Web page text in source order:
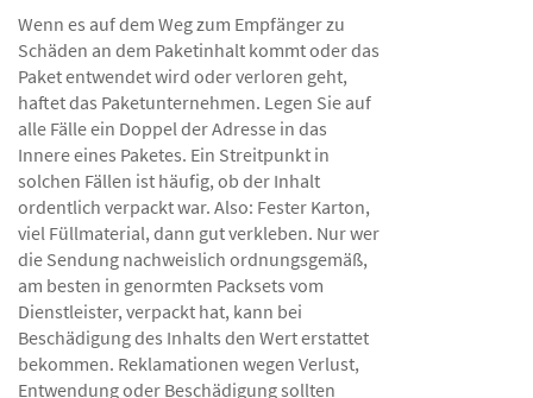
Wenn es auf dem Weg zum Empfänger zu
Schäden an dem Paketinhalt kommt oder das
Paket entwendet wird oder verloren geht,
haftet das Paketunternehmen. Legen Sie auf
alle Fälle ein Doppel der Adresse in das
Innere eines Paketes. Ein Streitpunkt in
solchen Fällen ist häufig, ob der Inhalt
ordentlich verpackt war. Also: Fester Karton,
viel Füllmaterial, dann gut verkleben. Nur wer
die Sendung nachweislich ordnungsgemäß,
am besten in genormten Packsets vom
Dienstleister, verpackt hat, kann bei
Beschädigung des Inhalts den Wert erstattet
bekommen. Reklamationen wegen Verlust,
Entwendung oder Beschädigung sollten